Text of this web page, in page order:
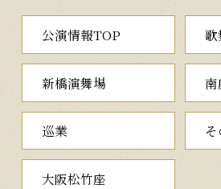
岡八幡宮に参詣するところ、青貝師六郎
を売りに訪れます。刀の目利きを頼まれた
鑑定しますが、二人の人間を重ねて斬る
すことになります。ところが試し斬りに
しかおらず、娘のために金の工面をしたい
試し斬りを請け負った梶原は、一気に刀
す。時代物の名作をお楽しみください。
四、新古演劇十種の内
公演情報TOP 歌
新橋演舞場 南
巡業
大阪松竹座